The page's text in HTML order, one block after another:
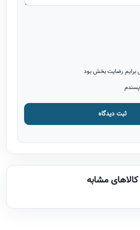
رضایت بخش بود
ثبت دیدگاه
کالاهای مشابه